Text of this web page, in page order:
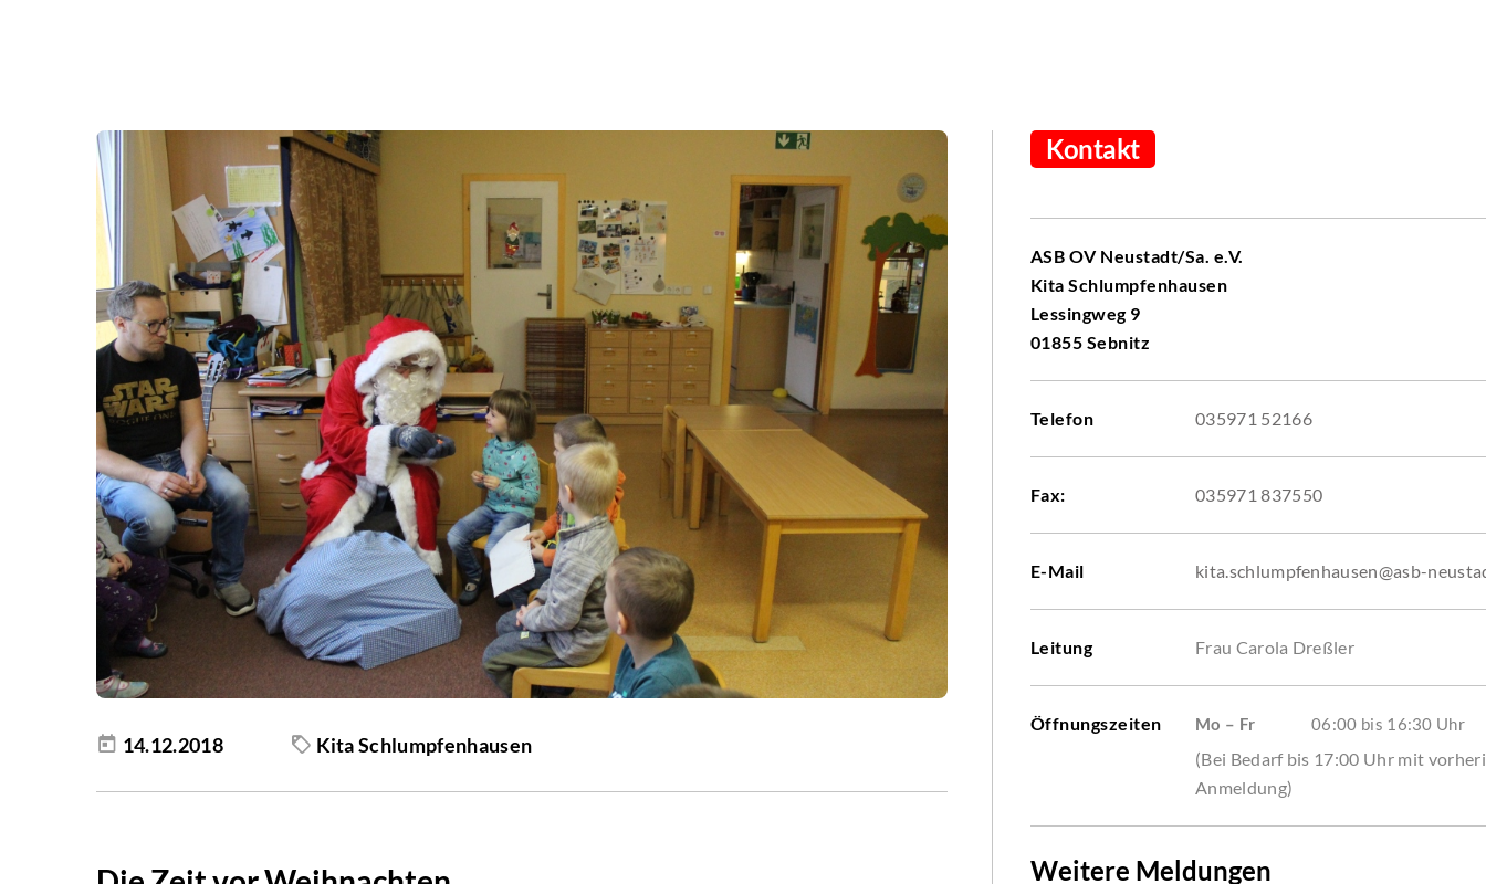
Kontakt
ASB OV Neustadt/Sa. e.V.
Kita Schlumpfenhausen
Lessingweg 9
01855 Sebnitz
Telefon 035971 52166
Fax: 035971 837550
E-Mail kita.schlumpfenhausen@asb-
Leitung Frau Carola Dreßler
Öffnungszeiten Mo – Fr 06:00 bis 16:30 Uhr
(Bei Bedarf bis 17:00 Uhr mit
Anmeldung)
Weitere Meldungen
14.12.2018 Kita Schlumpfenhausen